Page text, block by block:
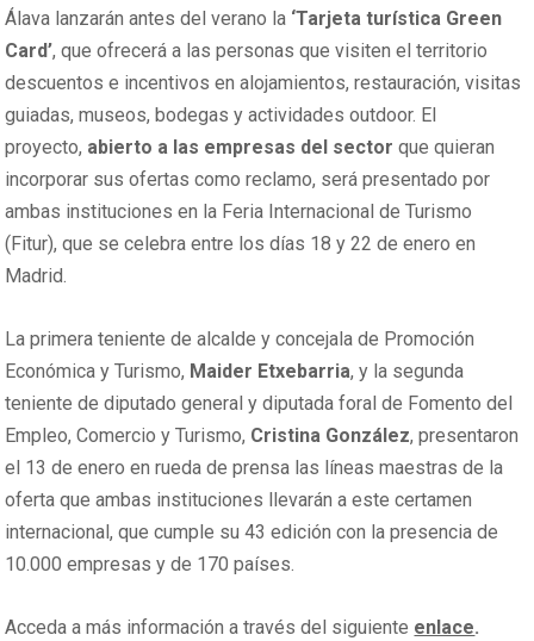
Álava lanzarán antes del verano la ‘Tarjeta turística Green
Card’, que ofrecerá a las personas que visiten el territorio
descuentos e incentivos en alojamientos, restauración, visitas
guiadas, museos, bodegas y actividades outdoor. El
proyecto, abierto a las empresas del sector que quieran
incorporar sus ofertas como reclamo, será presentado por
ambas instituciones en la Feria Internacional de Turismo
(Fitur), que se celebra entre los días 18 y 22 de enero en
Madrid.
La primera teniente de alcalde y concejala de Promoción
Económica y Turismo, Maider Etxebarria, y la segunda
teniente de diputado general y diputada foral de Fomento del
Empleo, Comercio y Turismo, Cristina González, presentaron
el 13 de enero en rueda de prensa las líneas maestras de la
oferta que ambas instituciones llevarán a este certamen
internacional, que cumple su 43 edición con la presencia de
10.000 empresas y de 170 países.
Acceda a más información a través del siguiente enlace.